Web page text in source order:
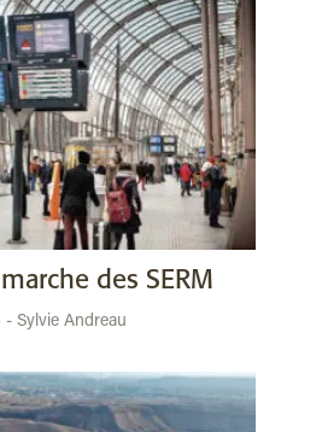
des SERM
Sylvie Andreau